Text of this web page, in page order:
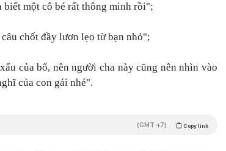
biết một cô bé rất thông minh rồi";
chốt đầy lươn lẹo từ bạn nhỏ";
của bố, nên người cha này cũng nên nhìn vào
của con gái nhé".
Copy link
(GMT +7)